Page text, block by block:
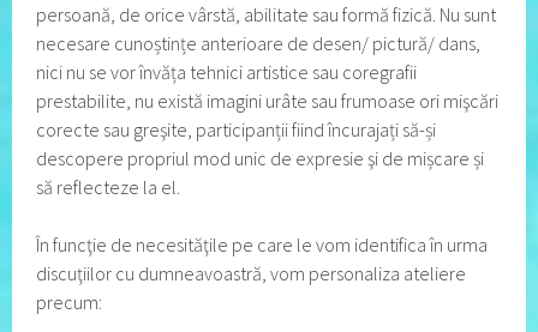
persoană, de orice vârstă, abilitate sau formă fizică. Nu sunt
necesare cunoștințe anterioare de desen/ pictură/ dans,
nici nu se vor învăța tehnici artistice sau coregrafii
prestabilite, nu există imagini urâte sau frumoase ori mişcări
corecte sau greşite, participanții fiind încurajați să-și
descopere propriul mod unic de expresie şi de mișcare și
să reflecteze la el.
În funcţie de necesităţile pe care le vom identifica în urma
discuţiilor cu dumneavoastră, vom personaliza ateliere
precum: